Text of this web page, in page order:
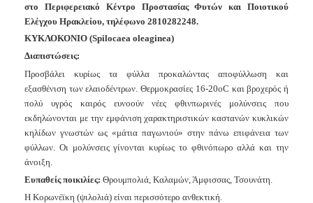
Προγράμματα
Προσχολική
Κοιμητήρια
Κέντρο
Οικογένειας
ΤΟΠΟΣ
στο Περιφερειακό Κέντρο Προστασίας Φυτών και Ποιοτικού
Ελέγχου Ηρακλείου, τηλέφωνο 2810282248.
ΚΥΚΛΟΚΟΝΙΟ (Spilocaea oleaginea)
Διαπιστώσεις:
Προσβάλει κυρίως τα φύλλα προκαλώντας αποφύλλωση και
εξασθένιση των ελαιοδέντρων. Θερμοκρασίες 16-20οC και βροχερός ή
πολύ υγρός
καιρός ευνοούν νέες φθινπωρινές μολύνσεις που
εκδηλώνονται με την εμφάνιση χαρακτηριστικών καστανών κυκλικών
κηλίδων γνωστών ως «μάτια παγωνιού» στην πάνω επιφάνεια των
φύλλων. Οι μολύνσεις γίνονται κυρίως το φθινόπωρο αλλά και την
άνοιξη.
Ευπαθείς ποικιλίες: Θρουμπολιά, Καλαμών, Άμφισσας, Τσουνάτη.
Η Κορωνέϊκη (ψιλολιά) είναι περισσότερο ανθεκτική.